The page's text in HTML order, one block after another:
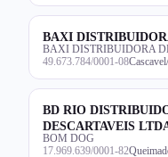
BAXI
BAXI DISTRIBUIDORA
49.673.784/0001-08
BD RIO
DESCARTAVEIS
BOM DOG
17.969.639/0001-82